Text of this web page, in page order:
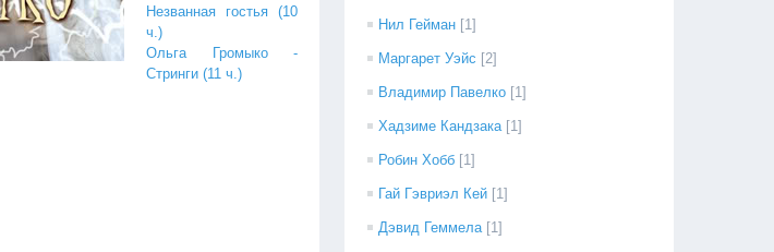
Незванная гостья (10
ч.)
Ольга Громыко -
Стринги (11 ч.)
Нил Гейман [1]
Маргарет Уэйс [2]
Владимир Павелко [1]
Хадзиме Кандзака [1]
Робин Хобб [1]
Гай Гэвриэл Кей [1]
Дэвид Геммела [1]